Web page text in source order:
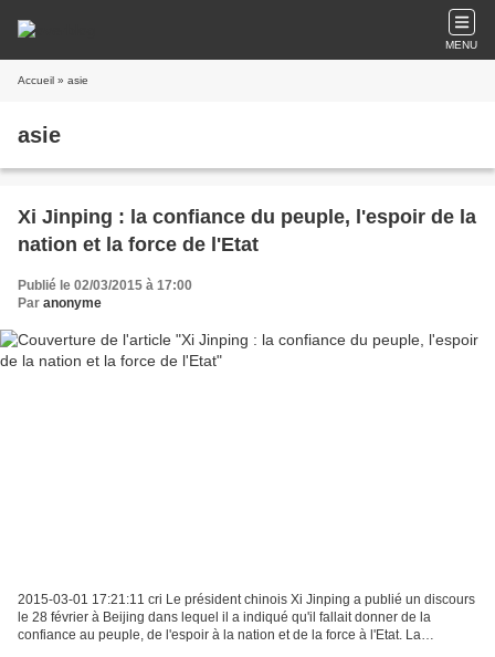
MENU
Accueil » asie
asie
Xi Jinping : la confiance du peuple, l'espoir de la
nation et la force de l'Etat
Publié le 02/03/2015 à 17:00
Par anonyme
2015-03-01 17:21:11 cri Le président chinois Xi Jinping a publié un discours
le 28 février à Beijing dans lequel il a indiqué qu'il fallait donner de la
confiance au peuple, de l'espoir à la nation et de la force à l'Etat. La